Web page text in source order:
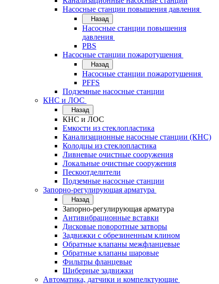
Насосные станции повышения давления
Назад
Насосные станции повышения
давления
PBS
Насосные станции пожаротушения
Назад
Насосные станции пожаротушения
PFFS
Подземные насосные станции
КНС и ЛОС
Назад
КНС и ЛОС
Емкости из стеклопластика
Канализационные насосные станции (КНС)
Колодцы из стеклопластика
Ливневые очистные сооружения
Локальные очистные сооружения
Пескоотделители
Подземные насосные станции
Запорно-регулирующая арматура
Назад
Запорно-регулирующая арматура
Антивибрационные вставки
Дисковые поворотные затворы
Задвижки с обрезиненным клином
Обратные клапаны межфланцевые
Обратные клапаны шаровые
Фильтры фланцевые
Шиберные задвижки
Автоматика, датчики и компелктующие